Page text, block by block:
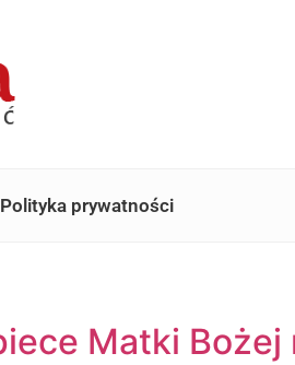
Polityka prywatności
Matki Bożej